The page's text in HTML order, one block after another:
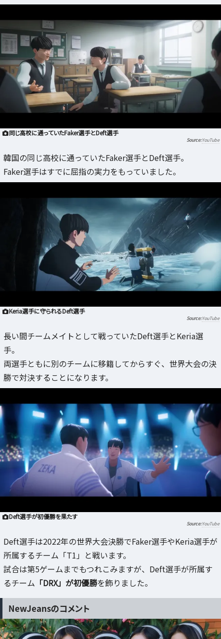
同じ高校に通っていたFaker選手とDeft選手
YouTube
韓国の同じ高校に通っていたFaker選手とDeft選手。
Faker選手はすでに屈指の実力をもっていました。
Keria選手に守られるDeft選手
YouTube
長い間チームメイトとして戦っていたDeft選手とKeria選
手。
両選手ともに別のチームに移籍してからすぐ、世界大会の決
勝で対決することになります。
Deft選手が初優勝を果たす
YouTube
Deft選手は2022年の世界大会決勝でFaker選手やKeria選手が
所属するチーム「T1」と戦います。
試合は第5ゲームまでもつれこみますが、Deft選手が所属す
るチーム 「DRX」が初優勝を飾りました。
NewJeansのコメント